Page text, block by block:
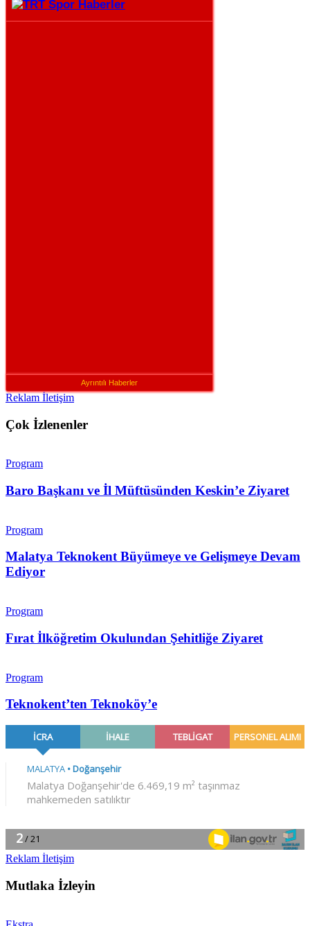
Ayrıntılı Haberler
Reklam İletişim
Çok İzlenenler
Program
Baro Başkanı ve İl Müftüsünden Keskin’e Ziyaret
Program
Malatya Teknokent Büyümeye ve Gelişmeye Devam
Ediyor
Program
Fırat İlköğretim Okulundan Şehitliğe Ziyaret
Program
Teknokent’ten Teknoköy’e
Reklam İletişim
Mutlaka İzleyin